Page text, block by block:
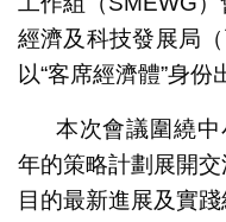
經濟及科技發展局
以“客席經濟體”身份
本次會議圍繞
年的策略計劃展開
目的最新進展及實